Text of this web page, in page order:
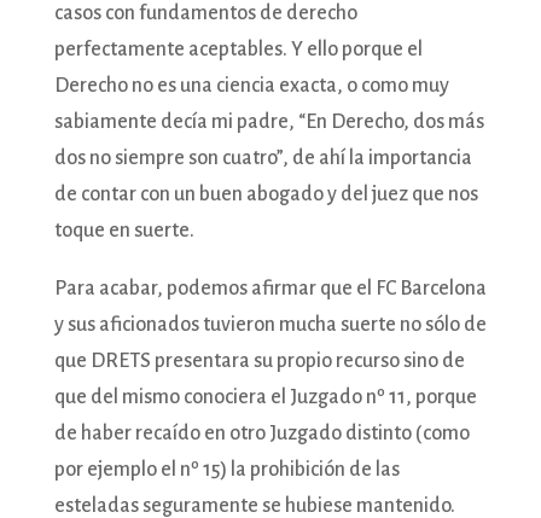
casos con fundamentos de derecho
perfectamente aceptables. Y ello porque el
Derecho no es una ciencia exacta, o como muy
sabiamente decía mi padre, “En Derecho, dos más
dos no siempre son cuatro”, de ahí la importancia
de contar con un buen abogado y del juez que nos
toque en suerte.
Para acabar, podemos afirmar que el FC Barcelona
y sus aficionados tuvieron mucha suerte no sólo de
que DRETS presentara su propio recurso sino de
que del mismo conociera el Juzgado nº 11, porque
de haber recaído en otro Juzgado distinto (como
por ejemplo el nº 15) la prohibición de las
esteladas seguramente se hubiese mantenido.